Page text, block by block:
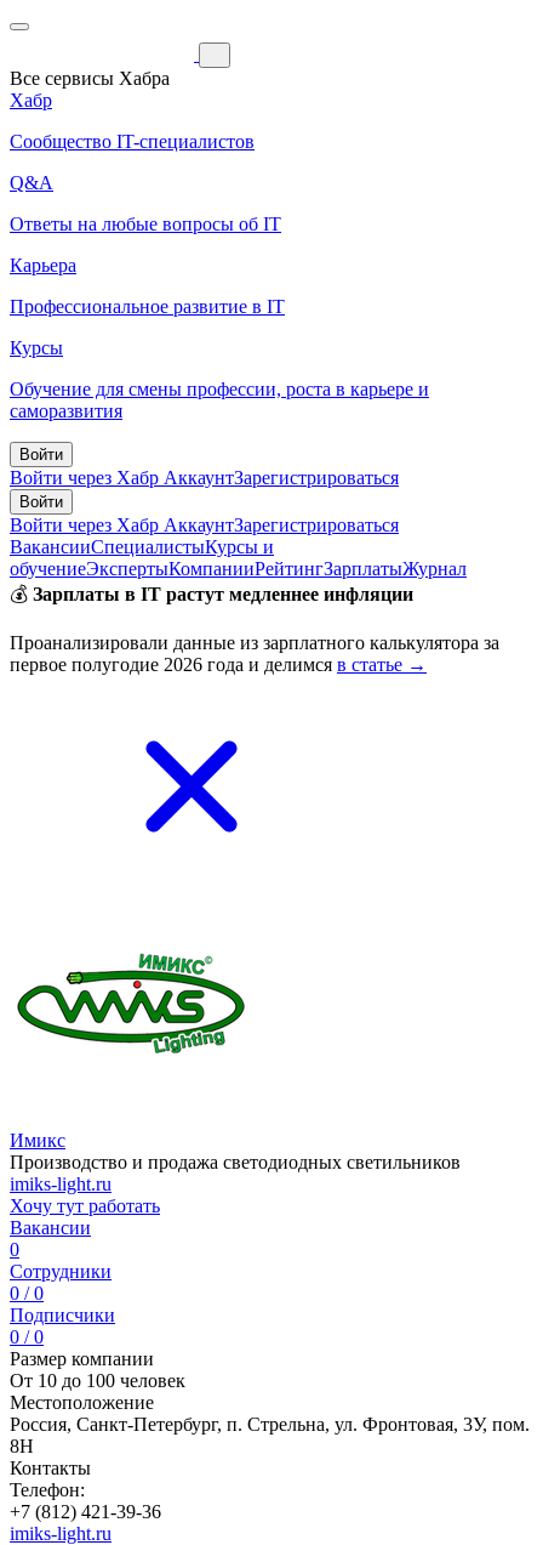
Все сервисы Хабра
Хабр
Сообщество IT-специалистов
Q&A
Ответы на любые вопросы об IT
Карьера
Профессиональное развитие в IT
Курсы
Обучение для смены профессии, роста в карьере и
саморазвития
Войти
Войти через Хабр АккаунтЗарегистрироваться
Войти
Войти через Хабр АккаунтЗарегистрироваться
ВакансииСпециалистыКурсы и
обучениеЭкспертыКомпанииРейтингЗарплатыЖурнал
💰 Зарплаты в IT растут медленнее инфляции
Проанализировали данные из зарплатного калькулятора за
первое полугодие 2026 года и делимся в статье →
Имикс
Производство и продажа светодиодных светильников
imiks-light.ru
Хочу тут работать
Вакансии
0
Сотрудники
0 / 0
Подписчики
0 / 0
Размер компании
От 10 до 100 человек
Местоположение
Россия, Санкт-Петербург, п. Стрельна, ул. Фронтовая, 3У, пом.
8Н
Контакты
Телефон:
+7 (812) 421-39-36
imiks-light.ru